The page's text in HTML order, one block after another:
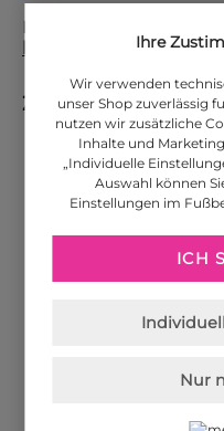
Die Versandkosten für
Zahlungsarten
PayPal
Amazon Pay
Ihre
Wir verwenden
unser Shop zuverlässig
nutzen wir zusätzliche
Inhalte und
„Individuelle
Auswahl können
Einstellungen im
ICH
Nur